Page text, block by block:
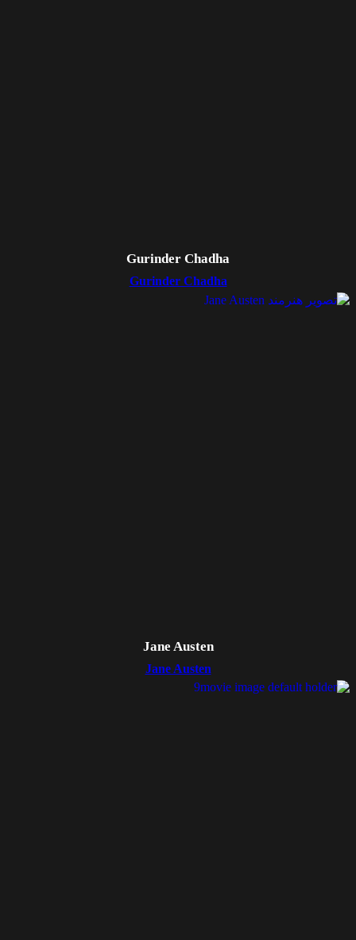
Gurinder Chadha
Gurinder Chadha
Jane Austen
Jane Austen